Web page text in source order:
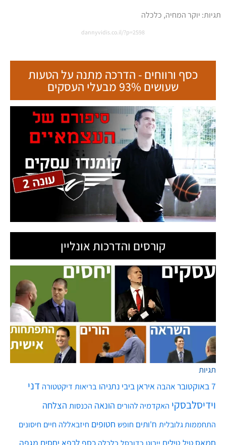
תגיות: יוקר המחיה, כלכלה
dannyvidis.co.il/?p=2598
כסף ורווחים - הדרכה מתנה על הטעות
שעושים 93% מבעלי העסקים
קורסים והדרכות אונליין
תגיות
7 באוקטובר אהבה איראן ביבי נתניהו בריאות דיקטטורה דני
וידיסלבסקי האקדמיה להורים הונאה הכנסות הצלחה
התחממות גלובלית ח'ותים חופש חטופים חיזבאללה חיים חיסונים